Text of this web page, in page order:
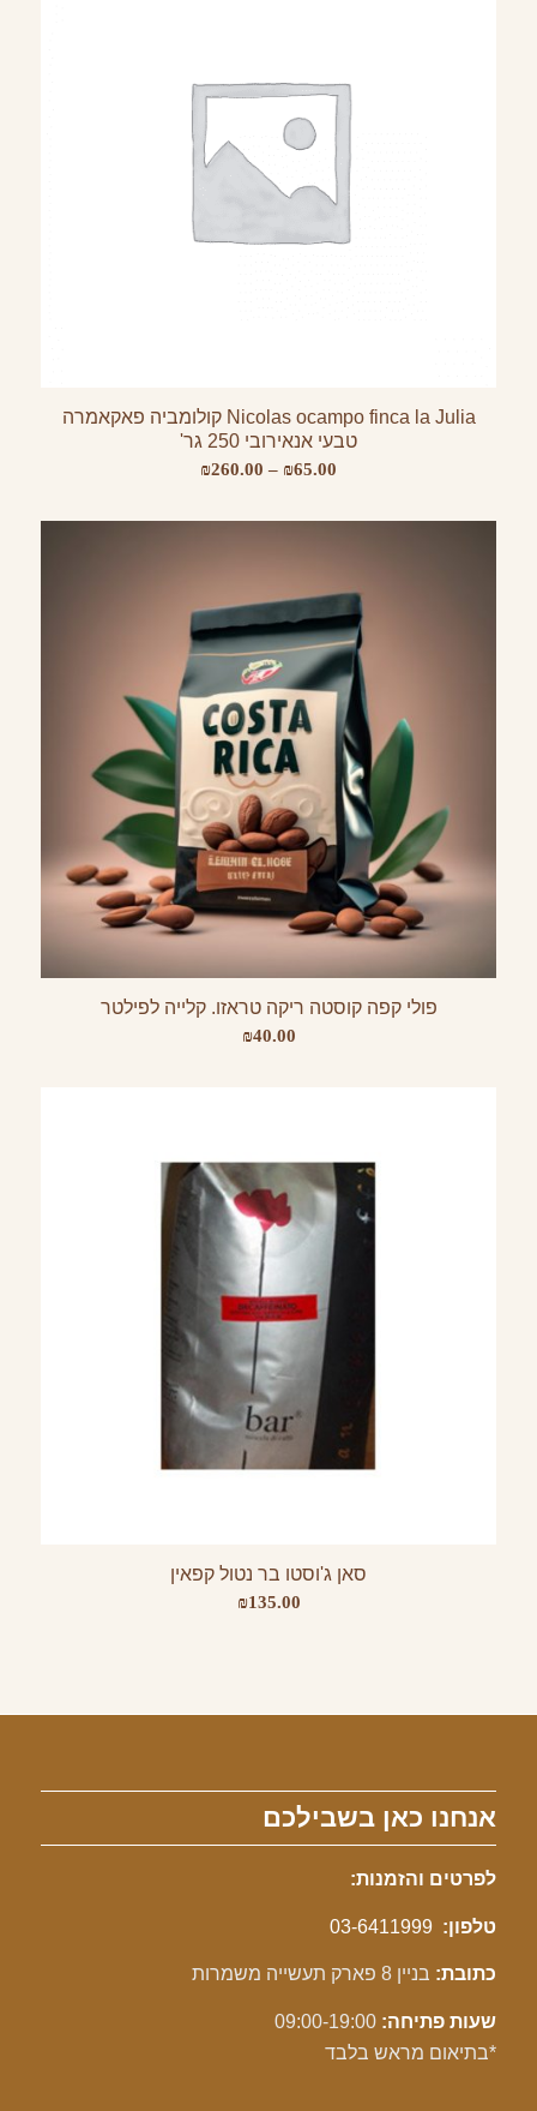
Nicolas ocampo finca la Julia קולומביה פאקאמרה
טבעי אנאירובי 250 גר'
₪65.00
–
₪260.00
פולי קפה קוסטה ריקה טראזו. קלייה לפילטר
₪40.00
סאן ג'וסטו בר נטול קפאין
₪135.00
אנחנו כאן בשבילכם
לפרטים והזמנות:
טלפון: 03-6411999
כתובת: בניין 8 פארק תעשייה משמרות
שעות פתיחה:
*בתיאום מראש בלבד